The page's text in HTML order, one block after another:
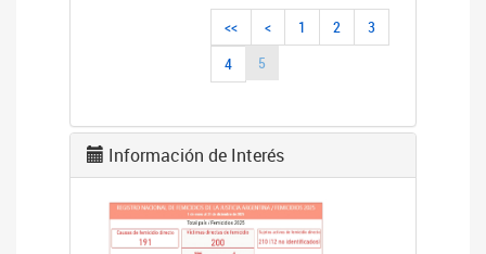
<< < 1 2
3
4
5
Información de Interés